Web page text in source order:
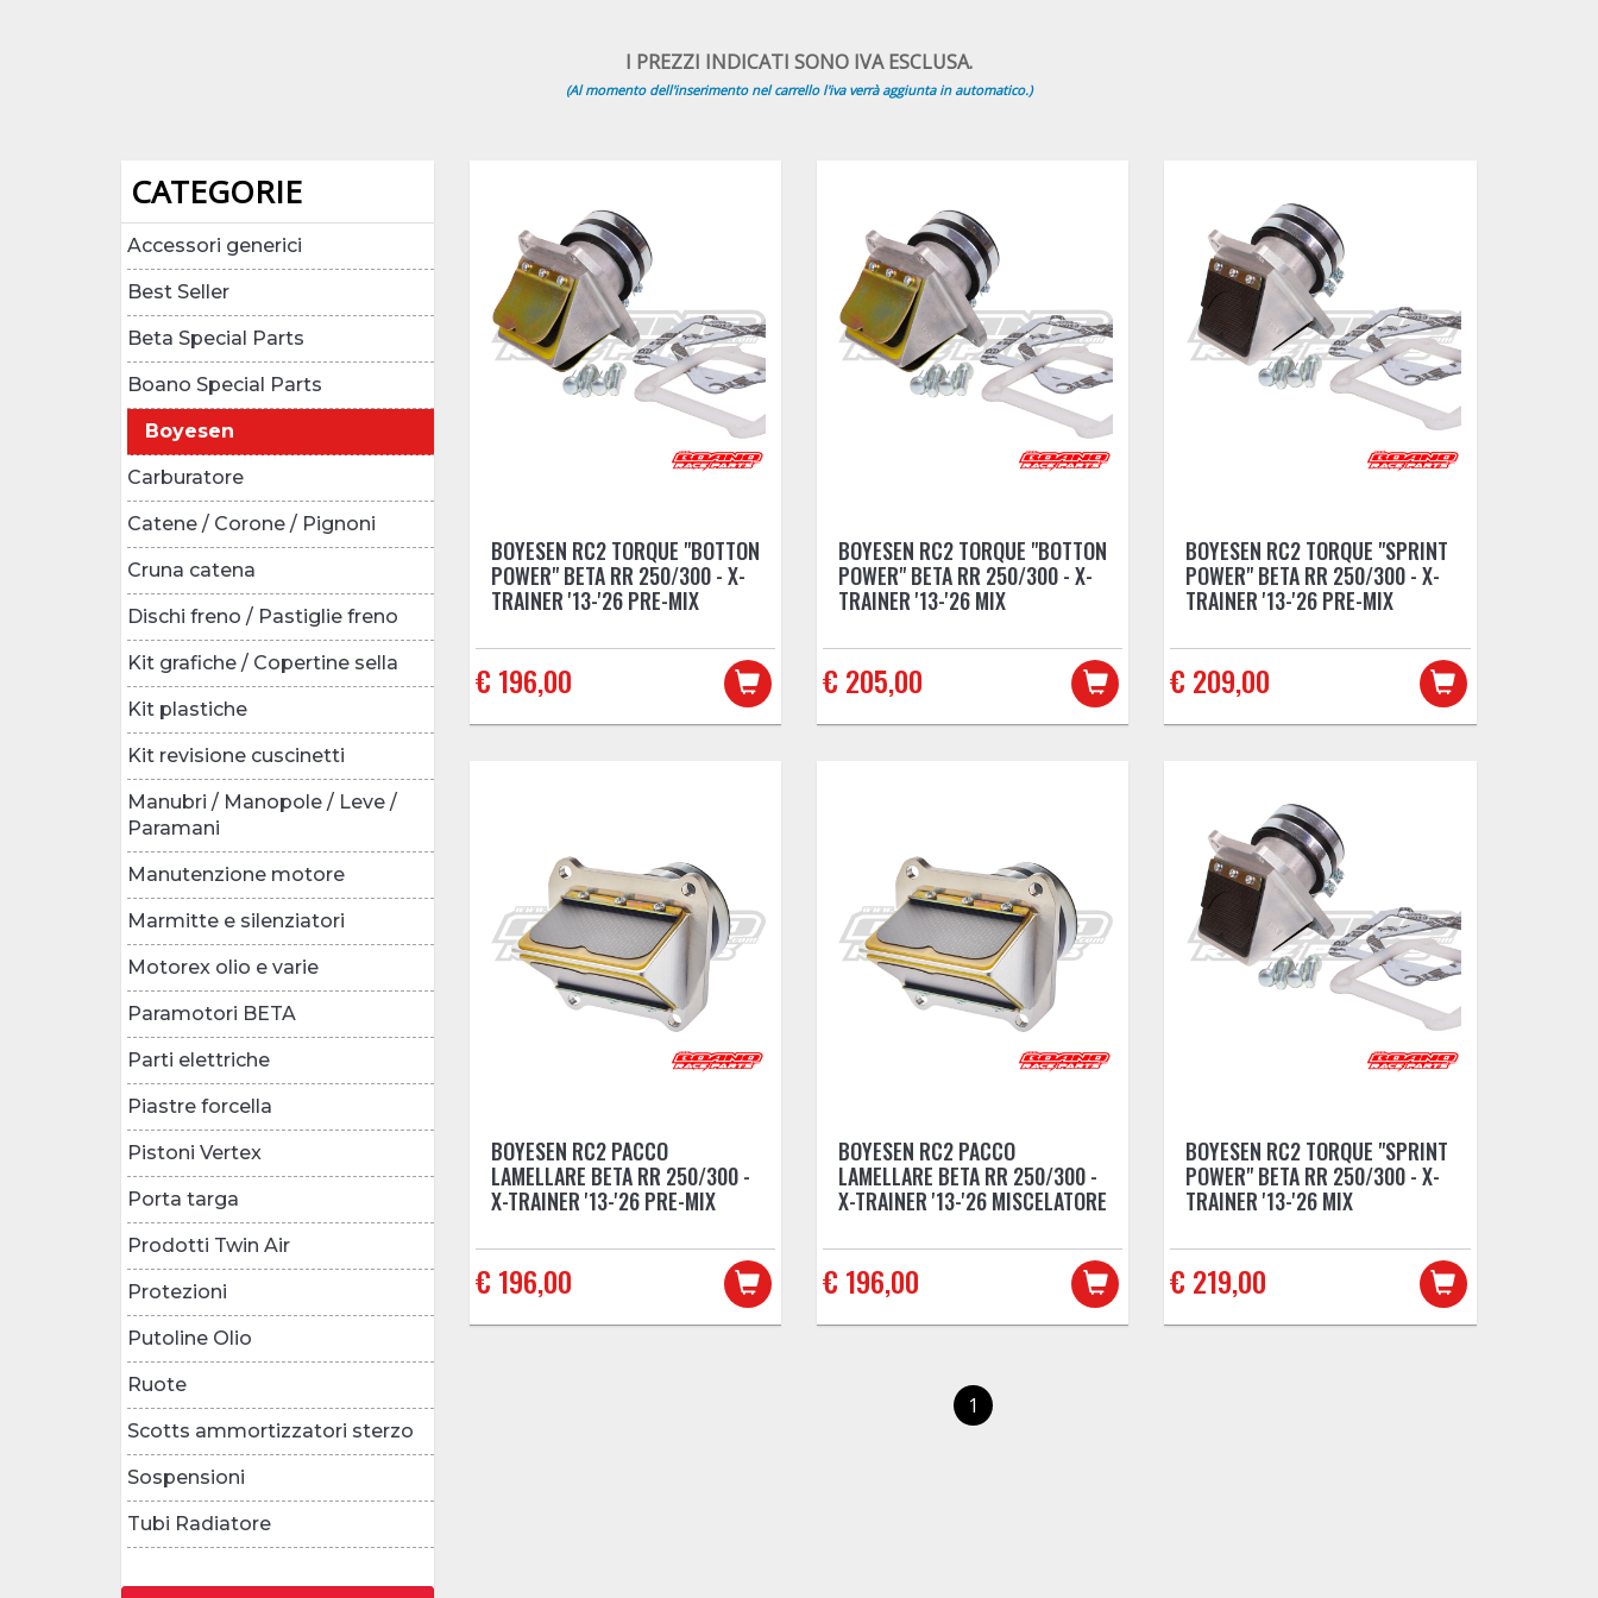
I PREZZI INDICATI SONO IVA ESCLUSA.
(Al momento dell'inserimento nel carrello l'iva verrà aggiunta in automatico.)
CATEGORIE
Accessori generici
Best Seller
Beta Special Parts
Boano Special Parts
Boyesen
Carburatore
Catene / Corone / Pignoni
Cruna catena
Dischi freno / Pastiglie freno
Kit grafiche / Copertine sella
Kit plastiche
Kit revisione cuscinetti
Manubri / Manopole / Leve /
Paramani
Manutenzione motore
Marmitte e silenziatori
Motorex olio e varie
Paramotori BETA
Parti elettriche
Piastre forcella
Pistoni Vertex
Porta targa
Prodotti Twin Air
Protezioni
Putoline Olio
Ruote
Scotts ammortizzatori sterzo
Sospensioni
Tubi Radiatore
BOYESEN RC2 TORQUE "BOTTON
POWER" BETA RR 250/300 - X-
TRAINER '13-'26 PRE-MIX
€ 196,00
BOYESEN RC2 TORQUE "BOTTON
POWER" BETA RR 250/300 - X-
TRAINER '13-'26 MIX
€ 205,00
BOYESEN RC2 TORQUE "SPRINT
POWER" BETA RR 250/300 - X-
TRAINER '13-'26 PRE-MIX
€ 209,00
BOYESEN RC2 PACCO
LAMELLARE BETA RR 250/300 -
X-TRAINER '13-'26 PRE-MIX
€ 196,00
BOYESEN RC2 PACCO
LAMELLARE BETA RR 250/300 -
X-TRAINER '13-'26 MISCELATORE
€ 196,00
BOYESEN RC2 TORQUE "SPRINT
POWER" BETA RR 250/300 - X-
TRAINER '13-'26 MIX
€ 219,00
1